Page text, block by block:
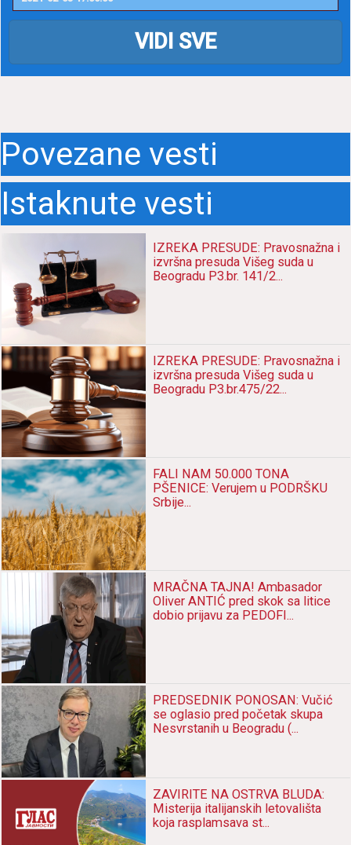
VIDI SVE
Povezane vesti
Istaknute vesti
IZREKA PRESUDE: Pravosnažna i
izvršna presuda Višeg suda u
Beogradu P3.br. 141/2...
IZREKA PRESUDE: Pravosnažna i
izvršna presuda Višeg suda u
Beogradu P3.br.475/22...
FALI NAM 50.000 TONA
PŠENICE: Verujem u PODRŠKU
Srbije...
MRAČNA TAJNA! Ambasador
Oliver ANTIĆ pred skok sa litice
dobio prijavu za PEDOFI...
PREDSEDNIK PONOSAN: Vučić
se oglasio pred početak skupa
Nesvrstanih u Beogradu (...
ZAVIRITE NA OSTRVA BLUDA:
Misterija italijanskih letovališta
koja rasplamsava st...